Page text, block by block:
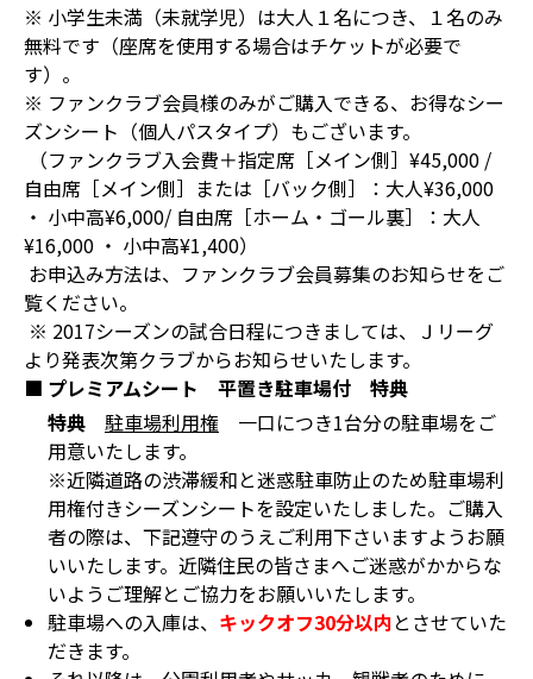
※ 小学生未満（未就学児）は大人１名につき、１名のみ
無料です（座席を使用する場合はチケットが必要で
す）。
※ ファンクラブ会員様のみがご購入できる、お得なシー
ズンシート（個人パスタイプ）もございます。
（ファンクラブ入会費＋指定席［メイン側］¥45,000 /
自由席［メイン側］または［バック側］：大人¥36,000
・ 小中高¥6,000/ 自由席［ホーム・ゴール裏］：大人
¥16,000 ・ 小中高¥1,400）
お申込み方法は、ファンクラブ会員募集のお知らせをご
覧ください。
※ 2017シーズンの試合日程につきましては、Ｊリーグ
より発表次第クラブからお知らせいたします。
■ プレミアムシート 平置き駐車場付 特典
特典
駐車場利用権 一口につき1台分の駐車場をご
用意いたします。
※近隣道路の渋滞緩和と迷惑駐車防止のため駐車場利
用権付きシーズンシートを設定いたしました。ご購入
者の際は、下記遵守のうえご利用下さいますようお願
いいたします。近隣住民の皆さまへご迷惑がかからな
いようご理解とご協力をお願いいたします。
駐車場への入庫は、 キックオフ30分以内 とさせていた
だきます。